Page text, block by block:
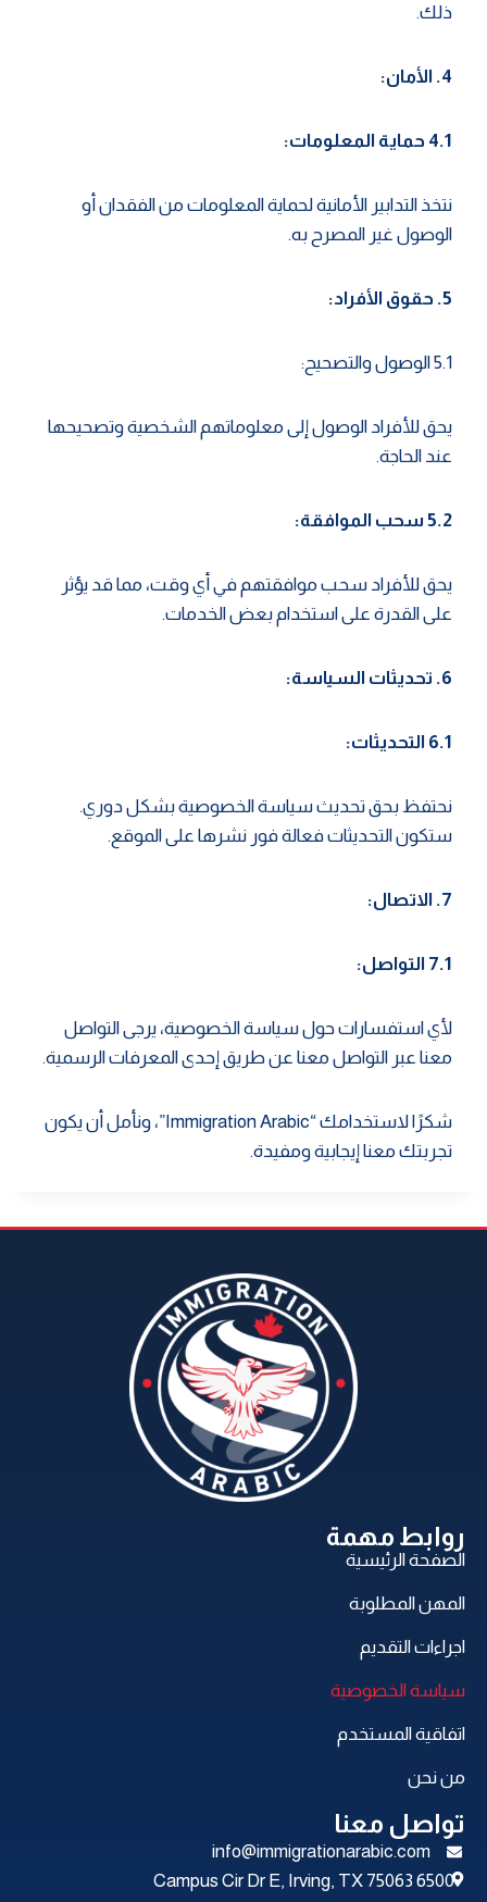
ذلك.
4. الأمان:
4.1 حماية المعلومات:
نتخذ التدابير الأمانية لحماية المعلومات من الفقدان أو
الوصول غير المصرح به.
5. حقوق الأفراد:
5.1 الوصول والتصحيح:
يحق للأفراد الوصول إلى معلوماتهم الشخصية وتصحيحها
عند الحاجة.
5.2 سحب الموافقة:
يحق للأفراد سحب موافقتهم في أي وقت، مما قد يؤثر
على القدرة على استخدام بعض الخدمات.
6. تحديثات السياسة:
6.1 التحديثات:
نحتفظ بحق تحديث سياسة الخصوصية بشكل دوري.
ستكون التحديثات فعالة فور نشرها على الموقع.
7. الاتصال:
7.1 التواصل:
لأي استفسارات حول سياسة الخصوصية، يرجى التواصل
معنا عبر التواصل معنا عن طريق إحدى المعرفات الرسمية.
شكرًا لاستخدامك “Immigration Arabic”، ونأمل أن يكون
تجربتك معنا إيجابية ومفيدة.
روابط مهمة
الصفحة الرئيسية
المهن المطلوبة
اجراءات التقديم
سياسة الخصوصية
اتفاقية المستخدم
من نحن
تواصل معنا
info@immigrationarabic.com
6500 Campus Cir Dr E, Irving, TX 75063